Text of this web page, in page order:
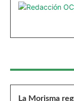
La Morisma